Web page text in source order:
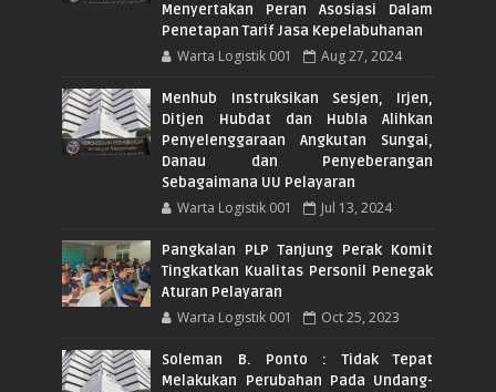
Menyertakan Peran Asosiasi Dalam
Penetapan Tarif Jasa Kepelabuhanan
Warta Logistik 001 Aug 27, 2024
Menhub Instruksikan Sesjen, Irjen,
Ditjen Hubdat dan Hubla Alihkan
Penyelenggaraan Angkutan Sungai,
Danau dan Penyeberangan
Sebagaimana UU Pelayaran
Warta Logistik 001 Jul 13, 2024
Pangkalan PLP Tanjung Perak Komit
Tingkatkan Kualitas Personil Penegak
Aturan Pelayaran
Warta Logistik 001 Oct 25, 2023
Soleman B. Ponto : Tidak Tepat
Melakukan Perubahan Pada Undang-